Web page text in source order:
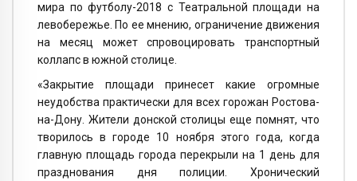
мира по футболу-2018 с Театральной площади на
левобережье. По ее мнению, ограничение движения
на месяц может спровоцировать транспортный
коллапс в южной столице.
«Закрытие площади принесет какие огромные
неудобства практически для всех горожан Ростова-
на-Дону. Жители донской столицы еще помнят, что
творилось в городе 10 ноября этого года, когда
главную площадь города перекрыли на 1 день для
празднования дня полиции. Хронический